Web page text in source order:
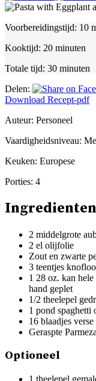
Voorbereidingstijd: 10
Kooktijd: 20 minuten
Totale tijd: 30 minuten
Delen:
Download Recept-pdf
Auteur: Personeel
Vaardigheidsniveau:
Keuken: Europese
Porties: 4
Ingredienten
2 middelgrote
2 el olijfolie
Zout en zwarte
3 teentjes
1 28 oz. kan
hand geplet
1/2 theelepel
1 pond spaghetti
16 blaadjes
Geraspte
Optioneel
1 theelepel